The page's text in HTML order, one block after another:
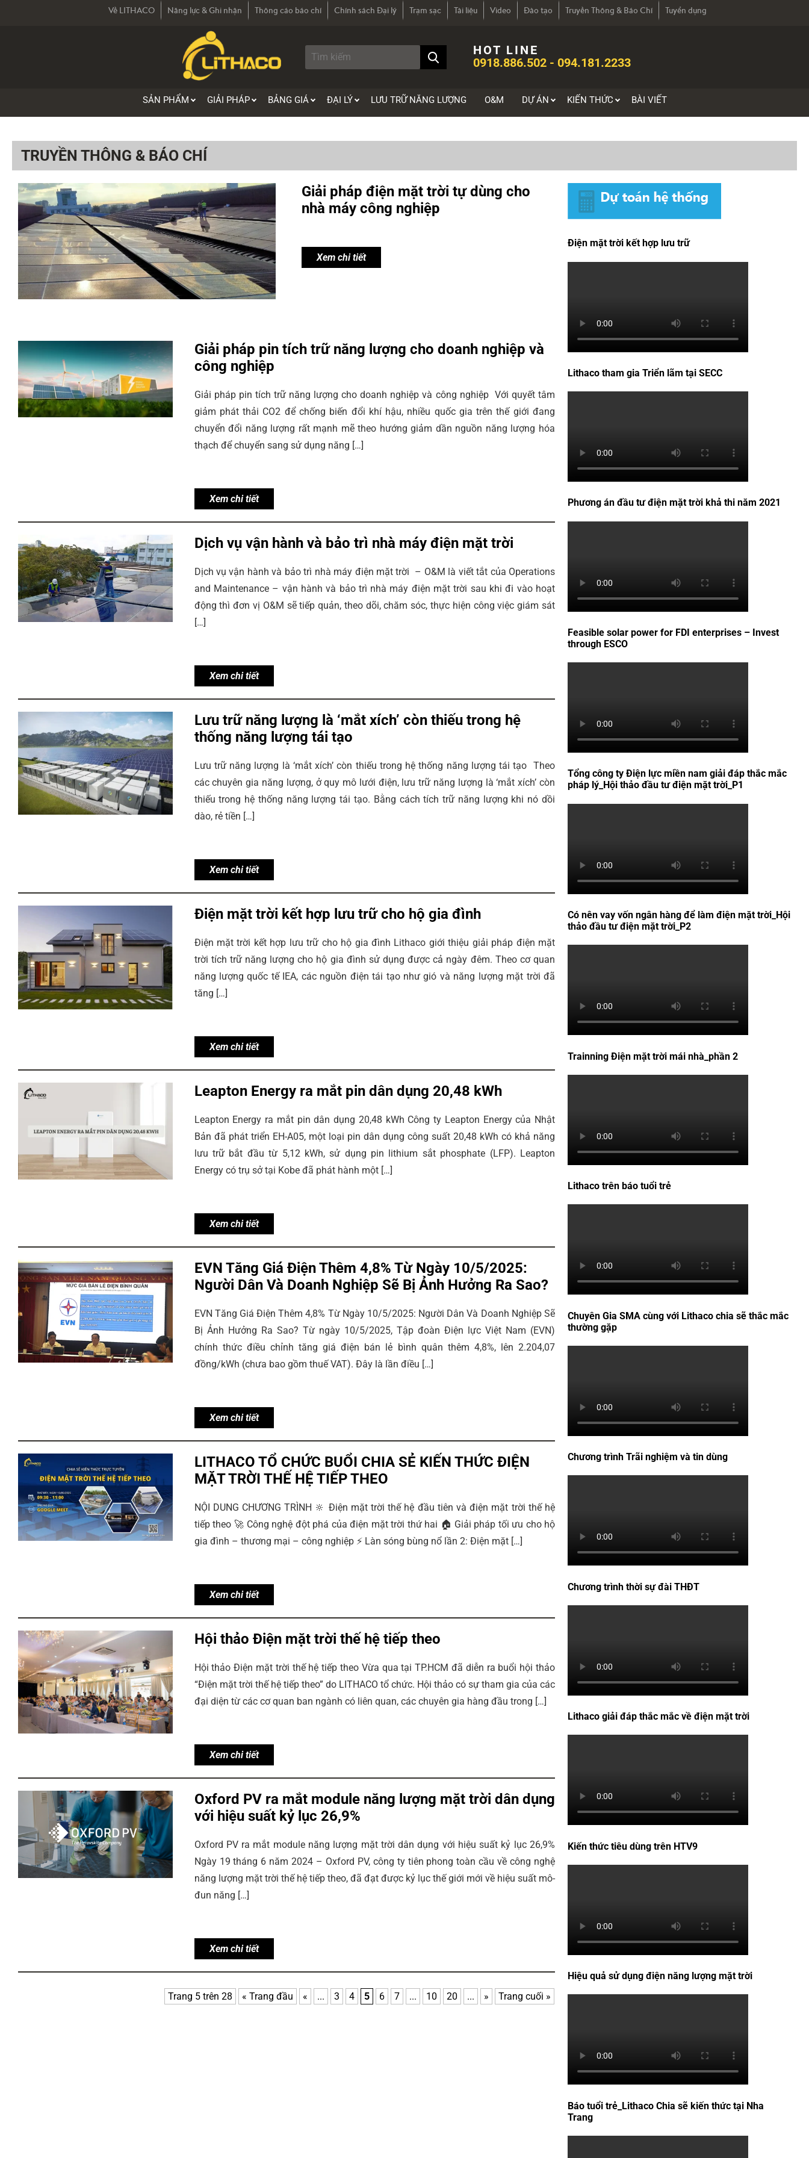
Về LITHACO Năng lực & Ghi nhận Thông cáo báo chí Chính sách Đại lý Trạm sạc Tài liệu Video Đào tạo Truyền Thông & Báo Chí Tuyển dụng
HOT LINE
0918.886.502 - 094.181.2233
SẢN PHẨM GIẢI PHÁP BẢNG GIÁ ĐẠI LÝ LƯU TRỮ NĂNG LƯỢNG O&M DỰ ÁN KIẾN THỨC BÀI VIẾT
TRUYỀN THÔNG & BÁO CHÍ
Giải pháp điện mặt trời tự dùng cho
nhà máy công nghiệp
Xem chi tiết
Giải pháp pin tích trữ năng lượng cho doanh nghiệp và
công nghiệp
Giải pháp pin tích trữ năng lượng cho doanh nghiệp và công nghiệp Với quyết tâm
giảm phát thải CO2 để chống biến đổi khí hậu, nhiều quốc gia trên thế giới đang
chuyển đổi năng lượng rất mạnh mẽ theo hướng giảm dần nguồn năng lượng hóa
thạch để chuyển sang sử dụng năng […]
Xem chi tiết
Dịch vụ vận hành và bảo trì nhà máy điện mặt trời
Dịch vụ vận hành và bảo trì nhà máy điện mặt trời – O&M là viết tắt của Operations
and Maintenance – vận hành và bảo trì nhà máy điện mặt trời sau khi đi vào hoạt
động thì đơn vị O&M sẽ tiếp quản, theo dõi, chăm sóc, thực hiện công việc giám sát
[…]
Xem chi tiết
Lưu trữ năng lượng là ‘mắt xích’ còn thiếu trong hệ
thống năng lượng tái tạo
Lưu trữ năng lượng là ‘mắt xích’ còn thiếu trong hệ thống năng lượng tái tạo Theo
các chuyên gia năng lượng, ở quy mô lưới điện, lưu trữ năng lượng là ‘mắt xích’ còn
thiếu trong hệ thống năng lượng tái tạo. Bằng cách tích trữ năng lượng khi nó dồi
dào, rẻ tiền […]
Xem chi tiết
Điện mặt trời kết hợp lưu trữ cho hộ gia đình
Điện mặt trời kết hợp lưu trữ cho hộ gia đình Lithaco giới thiệu giải pháp điện mặt
trời tích trữ năng lượng cho hộ gia đình sử dụng được cả ngày đêm. Theo cơ quan
năng lượng quốc tế IEA, các nguồn điện tái tạo như gió và năng lượng mặt trời đã
tăng […]
Xem chi tiết
Leapton Energy ra mắt pin dân dụng 20,48 kWh
Leapton Energy ra mắt pin dân dụng 20,48 kWh Công ty Leapton Energy của Nhật
Bản đã phát triển EH-A05, một loại pin dân dụng công suất 20,48 kWh có khả năng
lưu trữ bắt đầu từ 5,12 kWh, sử dụng pin lithium sắt phosphate (LFP). Leapton
Energy có trụ sở tại Kobe đã phát hành một […]
Xem chi tiết
EVN Tăng Giá Điện Thêm 4,8% Từ Ngày 10/5/2025:
Người Dân Và Doanh Nghiệp Sẽ Bị Ảnh Hưởng Ra Sao?
EVN Tăng Giá Điện Thêm 4,8% Từ Ngày 10/5/2025: Người Dân Và Doanh Nghiệp Sẽ
Bị Ảnh Hưởng Ra Sao? Từ ngày 10/5/2025, Tập đoàn Điện lực Việt Nam (EVN)
chính thức điều chỉnh tăng giá điện bán lẻ bình quân thêm 4,8%, lên 2.204,07
đồng/kWh (chưa bao gồm thuế VAT). Đây là lần điều […]
Xem chi tiết
LITHACO TỔ CHỨC BUỔI CHIA SẺ KIẾN THỨC ĐIỆN
MẶT TRỜI THẾ HỆ TIẾP THEO
NỘI DUNG CHƯƠNG TRÌNH 🔆 Điện mặt trời thế hệ đầu tiên và điện mặt trời thế hệ
tiếp theo 🚀 Công nghệ đột phá của điện mặt trời thứ hai 🏠 Giải pháp tối ưu cho hộ
gia đình – thương mại – công nghiệp ⚡ Làn sóng bùng nổ lần 2: Điện mặt […]
Xem chi tiết
Hội thảo Điện mặt trời thế hệ tiếp theo
Hội thảo Điện mặt trời thế hệ tiếp theo Vừa qua tại TP.HCM đã diễn ra buổi hội thảo
“Điện mặt trời thế hệ tiếp theo” do LITHACO tổ chức. Hội thảo có sự tham gia của các
đại diện từ các cơ quan ban ngành có liên quan, các chuyên gia hàng đầu trong […]
Xem chi tiết
Oxford PV ra mắt module năng lượng mặt trời dân dụng
với hiệu suất kỷ lục 26,9%
Oxford PV ra mắt module năng lượng mặt trời dân dụng với hiệu suất kỷ lục 26,9%
Ngày 19 tháng 6 năm 2024 – Oxford PV, công ty tiên phong toàn cầu về công nghệ
năng lượng mặt trời thế hệ tiếp theo, đã đạt được kỷ lục thế giới mới về hiệu suất mô-
đun năng […]
Xem chi tiết
Trang 5 trên 28 « Trang đầu « ... 3 4 5 6 7 ... 10 20 ... » Trang cuối »
Điện mặt trời kết hợp lưu trữ
Lithaco tham gia Triển lãm tại SECC
Phương án đầu tư điện mặt trời khả thi năm 2021
Feasible solar power for FDI enterprises – Invest
through ESCO
Tổng công ty Điện lực miền nam giải đáp thắc mắc
pháp lý_Hội thảo đầu tư điện mặt trời_P1
Có nên vay vốn ngân hàng để làm điện mặt trời_Hội
thảo đầu tư điện mặt trời_P2
Trainning Điện mặt trời mái nhà_phần 2
Lithaco trên báo tuổi trẻ
Chuyên Gia SMA cùng với Lithaco chia sẽ thắc mắc
thường gặp
Chương trình Trãi nghiệm và tin dùng
Chương trình thời sự đài THĐT
Lithaco giải đáp thắc mắc về điện mặt trời
Kiến thức tiêu dùng trên HTV9
Hiệu quả sử dụng điện năng lượng mặt trời
Báo tuổi trẻ_Lithaco Chia sẽ kiến thức tại Nha
Trang